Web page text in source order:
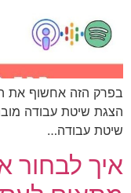
בפרק הזה אחשוף את
הצגת שיטת עבודה
שיטת עבודה…
איך לבחור